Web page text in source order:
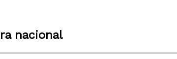
nacional